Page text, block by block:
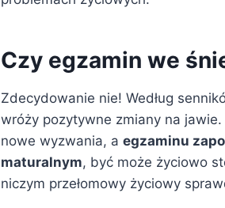
Czy egzamin we
Zdecydowanie nie! Według
wróży pozytywne zmiany na jawie.
nowe wyzwania, a egzaminu
maturalnym, być może życiowo
niczym przełomowy życiowy